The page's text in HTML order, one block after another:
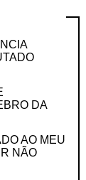
DA
AO MEU
NÃO